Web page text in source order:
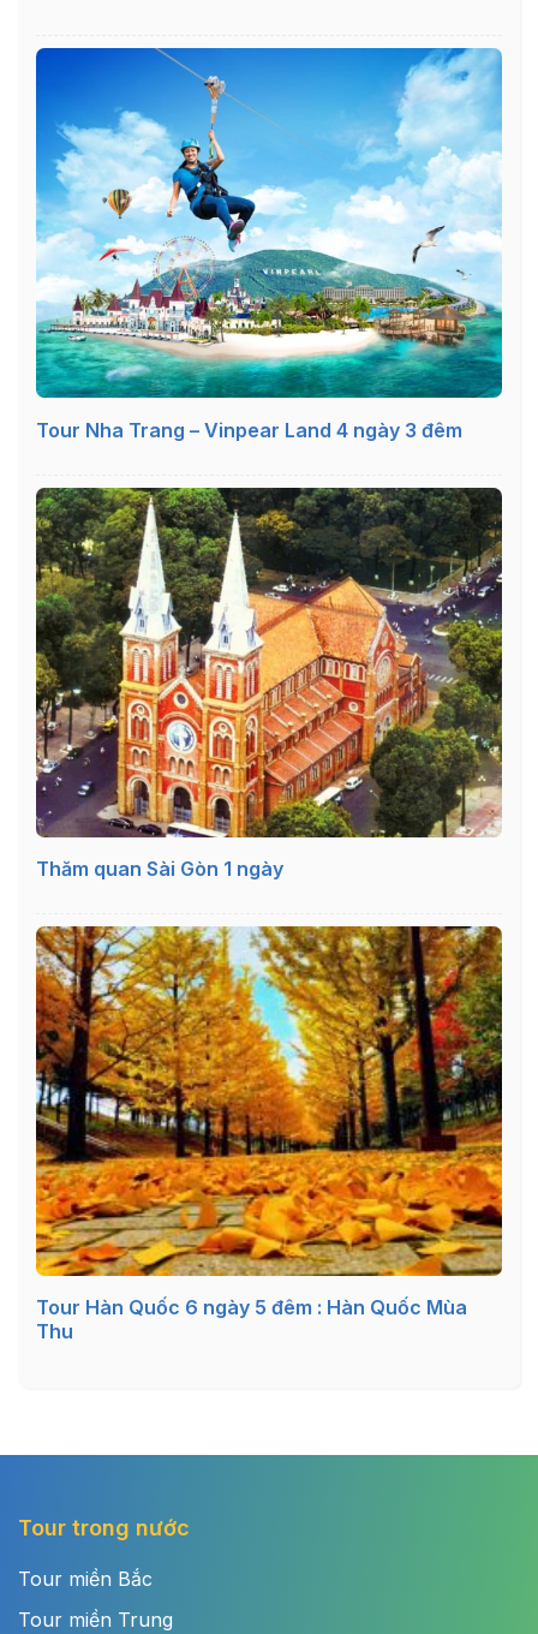
Tour Nha Trang – Vinpear Land 4 ngày 3 đêm
Thăm quan Sài Gòn 1 ngày
Tour Hàn Quốc 6 ngày 5 đêm : Hàn Quốc Mùa
Thu
Tour trong nước
Tour miền Bắc
Tour miền Trung